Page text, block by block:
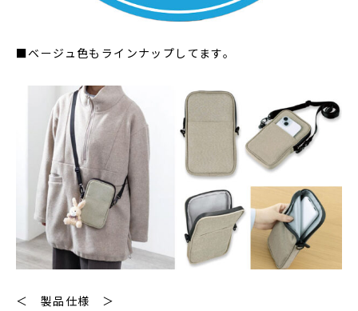
■ベージュ色もラインナップしてます。
＜ 製品仕様 ＞